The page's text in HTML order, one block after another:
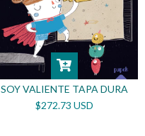
SOY VALIENTE TAPA DURA
$272.73 USD